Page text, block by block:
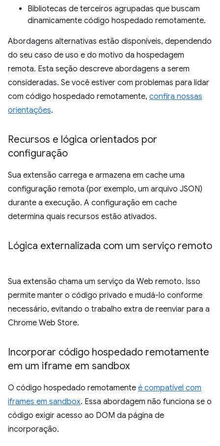
Bibliotecas de terceiros agrupadas que buscam
dinamicamente código hospedado remotamente.
Abordagens alternativas estão disponíveis, dependendo
do seu caso de uso e do motivo da hospedagem
remota. Esta seção descreve abordagens a serem
consideradas. Se você estiver com problemas para lidar
com código hospedado remotamente, confira nossas
orientações.
Recursos e lógica orientados por
configuração
Sua extensão carrega e armazena em cache uma
configuração remota (por exemplo, um arquivo JSON)
durante a execução. A configuração em cache
determina quais recursos estão ativados.
Lógica externalizada com um serviço remoto
Sua extensão chama um serviço da Web remoto. Isso
permite manter o código privado e mudá-lo conforme
necessário, evitando o trabalho extra de reenviar para a
Chrome Web Store.
Incorporar código hospedado remotamente
em um iframe em sandbox
O código hospedado remotamente é compatível com
iframes em sandbox. Essa abordagem não funciona se o
código exigir acesso ao DOM da página de
incorporação.